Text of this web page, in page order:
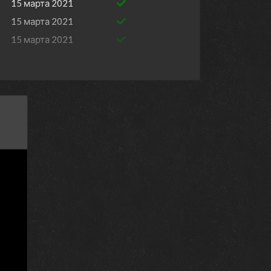
15 марта 2021
15 марта 2021
15 марта 2021
15 марта 2021
15 марта 2021